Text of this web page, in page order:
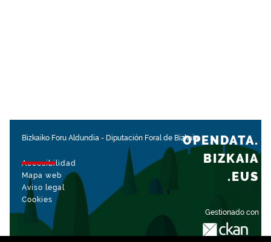
Bizkaiko Foru Aldundia - Diputación Foral de Bizkaia
Accesibilidad
Mapa web
Aviso legal
Cookies
Gestionado con
OPENDATA.
BIZKAIA
.EUS